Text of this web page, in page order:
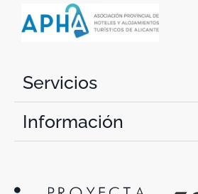
Servicios
Información